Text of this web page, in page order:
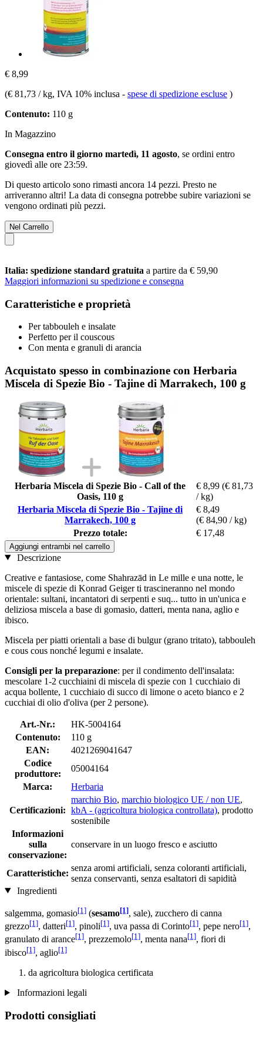
€ 8,99
(€ 81,73 / kg, IVA 10% inclusa - spese di spedizione escluse )
Contenuto: 110 g
In Magazzino
Consegna entro il giorno martedì, 11 agosto, se ordini entro
giovedì alle ore 23:59.
Di questo articolo sono rimasti ancora 14 pezzi. Presto ne
arriveranno altri! La data di consegna potrebbe subire variazioni se
vengono ordinati più pezzi.
Nel Carrello
Italia: spedizione standard gratuita a partire da € 59,90
Maggiori informazioni su spedizione e consegna
Caratteristiche e proprietà
Per tabbouleh e insalate
Perfetto per il couscous
Con menta e granuli di arancia
Acquistato spesso in combinazione con Herbaria
Miscela di Spezie Bio - Tajine di Marrakech, 100 g
Herbaria Miscela di Spezie Bio - Call of the
Oasis, 110 g
€ 8,99 (€ 81,73
/ kg)
Herbaria Miscela di Spezie Bio - Tajine di
Marrakech, 100 g
€ 8,49
(€ 84,90 / kg)
Prezzo totale:
€ 17,48
Aggiungi entrambi nel carrello
Descrizione
Creative e fantasiose, come Shahrazād in Le mille e una notte, le
miscele di spezie di Konrad Geiger ti trascineranno nel mondo
orientale: sultani, incantatori di serpenti e suq... tutto in un'unica e
deliziosa miscela a base di gomasio, datteri, menta nana, aglio e
ibisco.
Miscela per piatti orientali a base di bulgur (grano tritato), tabbouleh
e cous cous nonché legumi e insalate.
Consigli per la preparazione: per il condimento dell'insalata:
mescolare 1-2 cucchiaini di miscela di spezie con 1 cucchiaio di
acqua bollente, 1 cucchiaio di succo di limone o aceto bianco e 2
cucchiai di olio d'oliva (per 2 persone).
Art.-Nr.:
HK-5004164
Contenuto:
110 g
EAN:
4021269041647
Codice
produttore:
05004164
Marca:
Herbaria
Certificazioni:
marchio Bio, marchio biologico UE / non UE,
kbA - (agricoltura biologica controllata), prodotto
sostenibile
Informazioni
sulla
conservazione:
conservare in un luogo fresco e asciutto
Caratteristiche:
senza aromi artificiali, senza coloranti artificiali,
senza conservanti, senza esaltatori di sapidità
Ingredienti
salgemma, gomasio[1] (sesamo[1], sale), zucchero di canna
grezzo[1], datteri[1], pinoli[1], uva passa di Corinto[1], pepe nero[1],
granulato di arance[1], prezzemolo[1], menta nana[1], fiori di
ibisco[1], aglio[1]
da agricoltura biologica certificata
Informazioni legali
Prodotti consigliati